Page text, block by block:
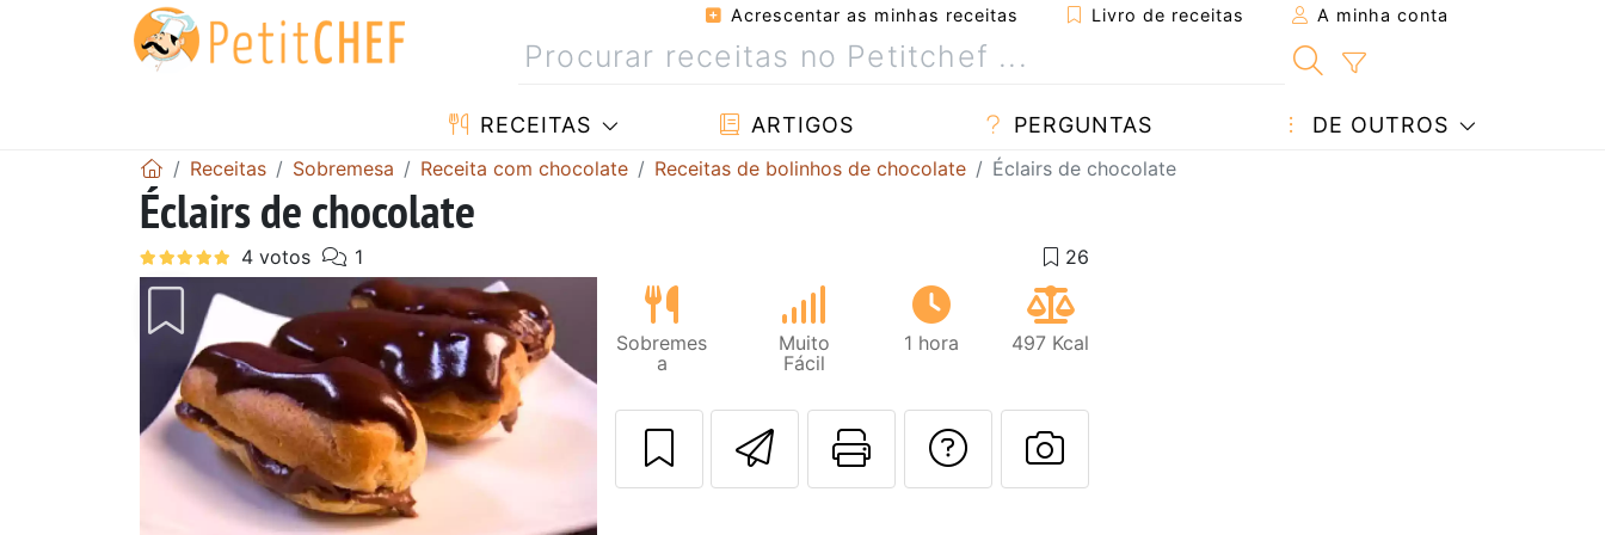
Acrescentar as minhas receitas Livro de receitas A minha conta
RECEITAS ARTIGOS PERGUNTAS DE OUTROS
Receitas Sobremesa Receita com chocolate Receitas de bolinhos de chocolate Éclairs de chocolate
Éclairs de chocolate
Sobremes
a
Muito
Fácil
1 hora 497 Kcal
Enviar esta receita a um amigo
Imprima esta página
Falar com o autor da receita
Fez esta receita? Compartilhe